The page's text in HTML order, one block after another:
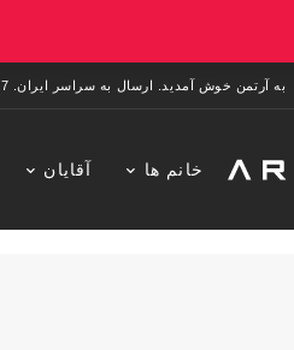
به آرتمن خوش آمدید. ارسال به سراسر ایران. 7 روز فرصت تست در منزل. 1 سال خدمات پس از فروش.
خانم ها آقایان